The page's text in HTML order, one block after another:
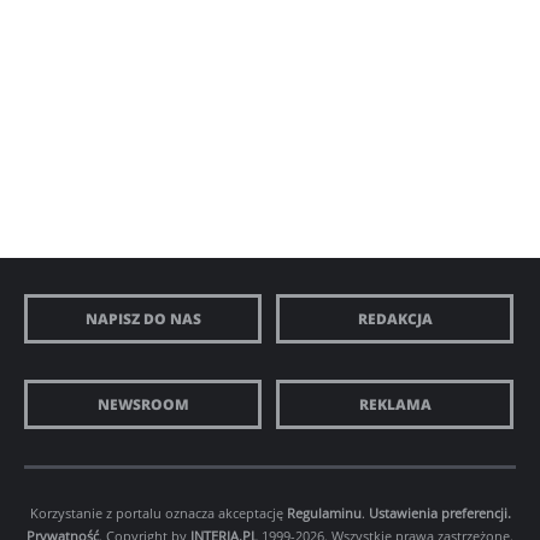
NAPISZ DO NAS REDAKCJA
NEWSROOM REKLAMA
Korzystanie z portalu oznacza akceptację Regulaminu. Ustawienia preferencji.
Prywatność. Copyright by INTERIA.PL 1999-2026. Wszystkie prawa zastrzeżone.